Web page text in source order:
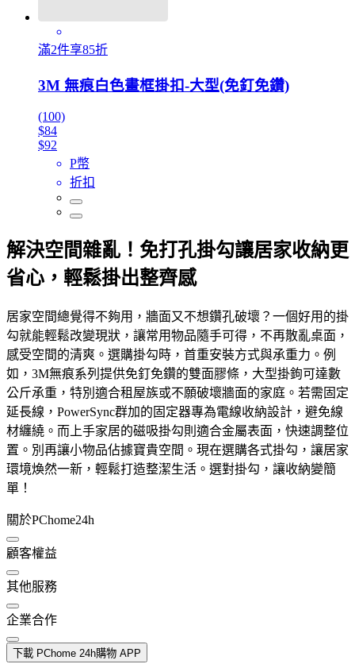
滿2件享85折
3M 無痕白色畫框掛扣-大型(免釘免鑽)
(100)
$84
$92
P幣
折扣
解決空間雜亂！免打孔掛勾讓居家收納更
省心，輕鬆掛出整齊感
居家空間總覺得不夠用，牆面又不想鑽孔破壞？一個好用的掛
勾就能輕鬆改變現狀，讓常用物品隨手可得，不再散亂桌面，
感受空間的清爽。選購掛勾時，首重安裝方式與承重力。例
如，3M無痕系列提供免釘免鑽的雙面膠條，大型掛鉤可達數
公斤承重，特別適合租屋族或不願破壞牆面的家庭。若需固定
延長線，PowerSync群加的固定器專為電線收納設計，避免線
材纏繞。而上手家居的磁吸掛勾則適合金屬表面，快速調整位
置。別再讓小物品佔據寶貴空間。現在選購各式掛勾，讓居家
環境煥然一新，輕鬆打造整潔生活。選對掛勾，讓收納變簡
單！
關於PChome24h
顧客權益
其他服務
企業合作
下載 PChome 24h購物 APP